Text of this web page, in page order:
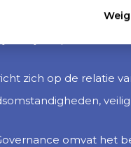
pijler Environment
kun je impact
zich op de relatie
omvat het